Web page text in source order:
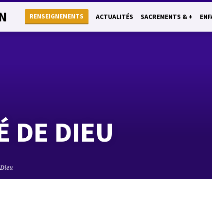
RENSEIGNEMENTS ACTUALITÉS SACREMENTS & +
DE DIEU